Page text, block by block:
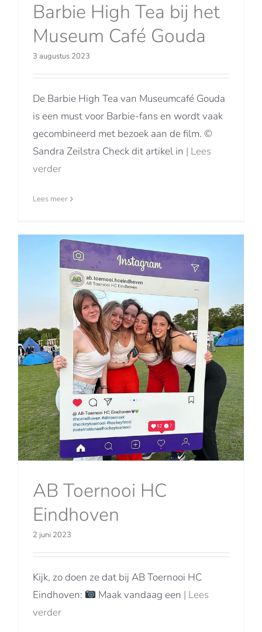
Barbie High Tea bij het
Museum Café Gouda
3 augustus 2023
De Barbie High Tea van Museumcafé Gouda
is een must voor Barbie-fans en wordt vaak
gecombineerd met bezoek aan de film. ©
Sandra Zeilstra Check dit artikel in | Lees
verder
Lees meer
AB Toernooi HC
Eindhoven
2 juni 2023
Kijk, zo doen ze dat bij AB Toernooi HC
Eindhoven:
Maak vandaag een | Lees
verder